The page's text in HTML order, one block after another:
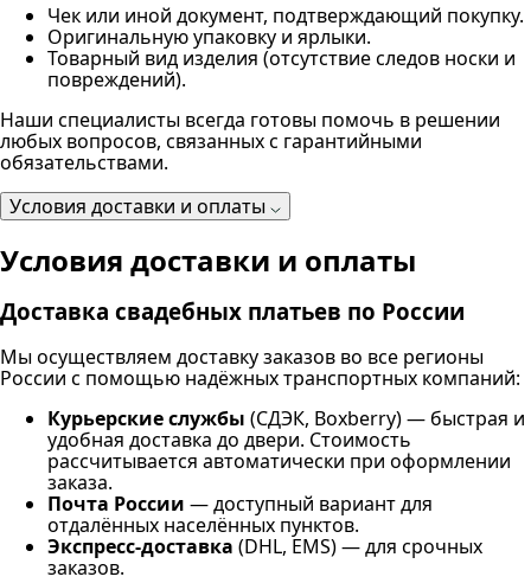
Чек или иной документ, подтверждающий покупку.
Оригинальную упаковку и ярлыки.
Товарный вид изделия (отсутствие следов носки и
повреждений).
Наши специалисты всегда готовы помочь в решении
любых вопросов, связанных с гарантийными
обязательствами.
Условия доставки и оплаты
Условия доставки и оплаты
Доставка свадебных платьев по России
Мы осуществляем доставку заказов во все регионы
России с помощью надёжных транспортных компаний:
Курьерские службы (СДЭК, Boxberry) — быстрая и
удобная доставка до двери. Стоимость
рассчитывается автоматически при оформлении
заказа.
Почта России — доступный вариант для
отдалённых населённых пунктов.
Экспресс-доставка (DHL, EMS) — для срочных
заказов.